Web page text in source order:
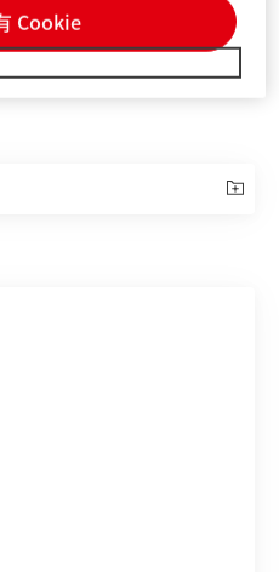
何对证券的投资建议、出售
Cookie